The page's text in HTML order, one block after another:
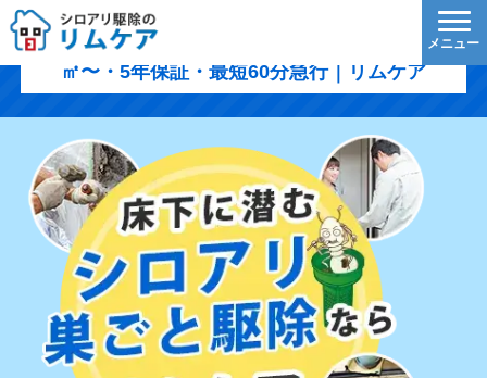
西多摩郡日の出町のシロアリ駆除｜1,200円/
㎡〜・5年保証・最短60分急行｜リムケア